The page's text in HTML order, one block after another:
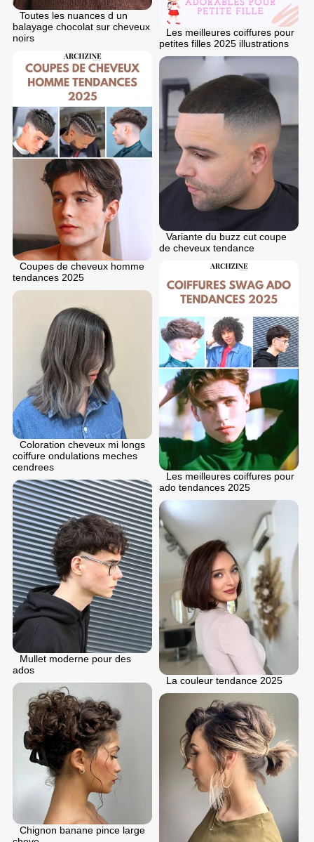
Toutes les nuances d un
balayage chocolat sur cheveux
noirs
Les meilleures coiffures pour
petites filles 2025 illustrations
Coupes de cheveux homme
tendances 2025
Variante du buzz cut coupe
de cheveux tendance
Les meilleures coiffures pour
ado tendances 2025
Coloration cheveux mi longs
coiffure ondulations meches
cendrees
Mullet moderne pour des
ados
La couleur tendance 2025
Chignon banane pince large